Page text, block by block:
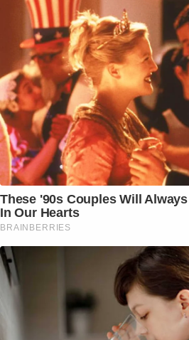
These '90s Couples Will
In Our Hearts
BRAINBERRIES